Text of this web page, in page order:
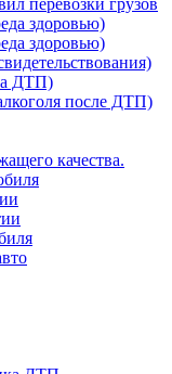
перевозки грузов
здоровью)
здоровью)
ДТП)
после ДТП)
качества.